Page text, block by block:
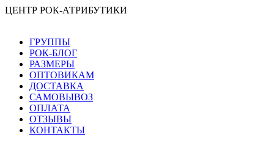
ЦЕНТР РОК-АТРИБУТИКИ
ГРУППЫ
РОК-БЛОГ
РАЗМЕРЫ
ОПТОВИКАМ
ДОСТАВКА
САМОВЫВОЗ
ОПЛАТА
ОТЗЫВЫ
КОНТАКТЫ